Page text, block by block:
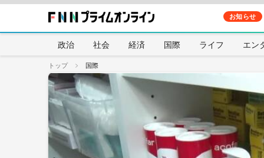
お知らせ
政治 社会 経済 国際 ライフ エン
トップ 国際